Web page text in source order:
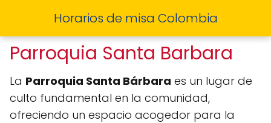
Horarios de misa Colombia
Parroquia Santa Barbara
La Parroquia Santa Bárbara es un lugar de
culto fundamental en la comunidad,
ofreciendo un espacio acogedor para la